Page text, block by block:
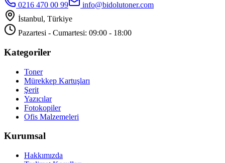
0216 470 00 99
info@bidolutoner.com
İstanbul, Türkiye
Pazartesi - Cumartesi: 09:00 - 18:00
Kategoriler
Toner
Mürekkep Kartuşları
Şerit
Yazıcılar
Fotokopiler
Ofis Malzemeleri
Kurumsal
Hakkımızda